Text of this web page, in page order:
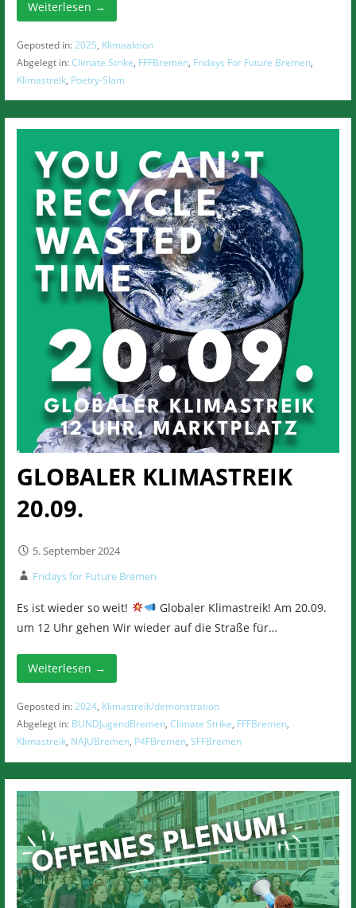
Weiterlesen →
Geposted in:2025, Klimaaktion
Abgelegt in:Climate Strike, FFFBremen, Fridays For Future Bremen,
Klimastreik, Poetry-Slam
GLOBALER KLIMASTREIK
20.09.
5. September 2024
Fridays for Future Bremen
Es ist wieder so weit!
Globaler Klimastreik! Am 20.09.
um 12 Uhr gehen Wir wieder auf die Straße für…
Weiterlesen →
Geposted in:2024, Klimastreik/demonstration
Abgelegt in: BUNDJugendBremen, Climate Strike, FFFBremen,
Klimastreik, NAJUBremen, P4FBremen, SFFBremen